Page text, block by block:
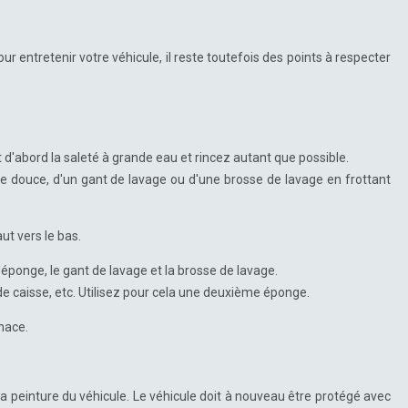
entretenir votre véhicule, il reste toutefois des points à respecter
la saleté à grande eau et rincez autant que possible.
douce, d'un gant de lavage ou d'une brosse de lavage en frottant
vers le bas.
le gant de lavage et la brosse de lavage.
caisse, etc. Utilisez pour cela une deuxième éponge.
du véhicule. Le véhicule doit à nouveau être protégé avec